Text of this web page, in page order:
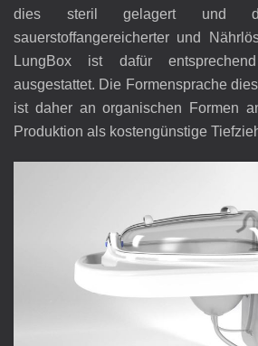
dies steril gelagert und
sauerstoffangereicherter und
LungBox ist dafür
ausgestattet. Die Formensprache
ist daher an organischen Formen
Produktion als kostengünstige